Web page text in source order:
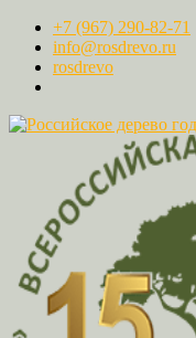
+7 (967) 290-82-71
info@rosdrevo.ru
rosdrevo